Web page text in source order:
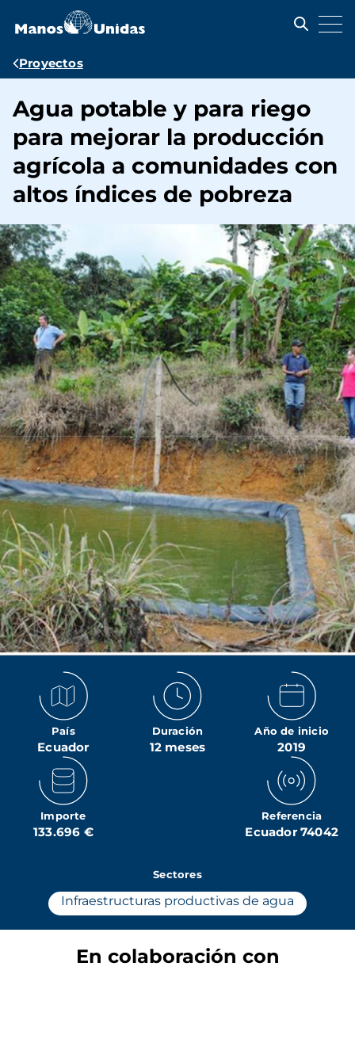
contenido
Ruta
navegación
Proyectos
Agua potable y para riego
para mejorar la producción
agrícola a comunidades con
altos índices de pobreza
País
Ecuador
Duración
12 meses
Año de inicio
2019
Importe
133.696 €
Referencia
Ecuador 74042
Sectores
Infraestructuras productivas de agua
En colaboración con